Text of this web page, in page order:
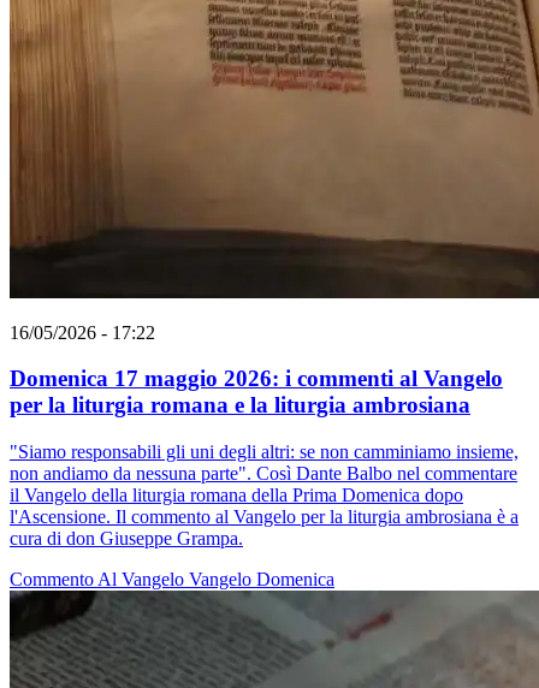
16/05/2026 - 17:22
Domenica 17 maggio 2026: i commenti al Vangelo
per la liturgia romana e la liturgia ambrosiana
"Siamo responsabili gli uni degli altri: se non camminiamo insieme,
non andiamo da nessuna parte". Così Dante Balbo nel commentare
il Vangelo della liturgia romana della Prima Domenica dopo
l'Ascensione. Il commento al Vangelo per la liturgia ambrosiana è a
cura di don Giuseppe Grampa.
Commento Al Vangelo Vangelo Domenica